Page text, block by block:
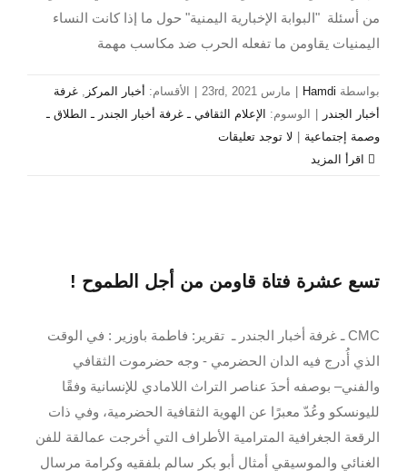
من أسئلة "البوابة الإخبارية اليمنية" حول ما إذا كانت النساء
اليمنيات يقاومن ما تفعله الحرب ضد مكاسب مهمة
بواسطة Hamdi مارس 23rd, 2021 الأقسام: أخبار المركز , غرفة
أخبار الجندر
الوسوم:
الإعلام الثقافي ـ غرفة أخبار الجندر ـ الطلاق ـ
وصمة إجتماعية
لا توجد تعليقات
تسع عشرة فتاة قاومن من أجل الطموح !
CMC ـ غرفة أخبار الجندر ـ تقرير: فاطمة باوزير : في الوقت
الذي أُدرج فيه الدان الحضرمي - وجه حضرموت الثقافي
والفني– بوصفه أحدَ عناصر التراث اللامادي للإنسانية وفقًا
لليونسكو وعُدّ معبرًا عن الهوية الثقافية الحضرمية، وفي ذات
الرقعة الجغرافية المترامية الأطراف التي أخرجت عمالقة للفن
الغنائي والموسيقي أمثال أبو بكر سالم بلفقيه وكرامة مرسال